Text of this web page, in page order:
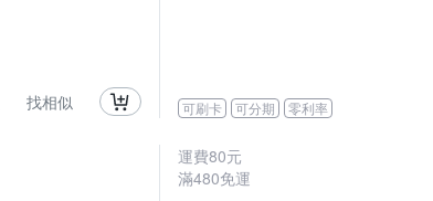
找相似 可刷卡 可分期 零利率
運費80元
滿480免運